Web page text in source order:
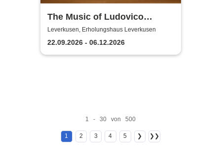
The Music of Ludovico
Einaudi: Tribute-
Klavierkonzert - Ludovico
Einaudi Tribute bei
Leverkusen, Erholungshaus Leverkusen
22.09.2026 - 06.12.2026
1 - 30 von 500
1 2 3 4 5 ❯ ❯❯